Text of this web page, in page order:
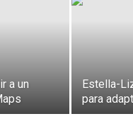
a un
Estella-
para